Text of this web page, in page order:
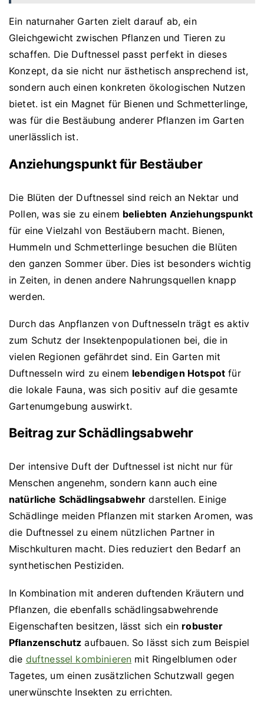
Ein naturnaher Garten zielt darauf ab, ein
Gleichgewicht zwischen Pflanzen und Tieren zu
schaffen. Die Duftnessel passt perfekt in dieses
Konzept, da sie nicht nur ästhetisch ansprechend ist,
sondern auch einen konkreten ökologischen Nutzen
bietet. ist ein Magnet für Bienen und Schmetterlinge,
was für die Bestäubung anderer Pflanzen im Garten
unerlässlich ist.
Anziehungspunkt für Bestäuber
Die Blüten der Duftnessel sind reich an Nektar und
Pollen, was sie zu einem beliebten Anziehungspunkt
für eine Vielzahl von Bestäubern macht. Bienen,
Hummeln und Schmetterlinge besuchen die Blüten
den ganzen Sommer über. Dies ist besonders wichtig
in Zeiten, in denen andere Nahrungsquellen knapp
werden.
Durch das Anpflanzen von Duftnesseln trägt es aktiv
zum Schutz der Insektenpopulationen bei, die in
vielen Regionen gefährdet sind. Ein Garten mit
Duftnesseln wird zu einem lebendigen Hotspot für
die lokale Fauna, was sich positiv auf die gesamte
Gartenumgebung auswirkt.
Beitrag zur Schädlingsabwehr
Der intensive Duft der Duftnessel ist nicht nur für
Menschen angenehm, sondern kann auch eine
natürliche Schädlingsabwehr darstellen. Einige
Schädlinge meiden Pflanzen mit starken Aromen, was
die Duftnessel zu einem nützlichen Partner in
Mischkulturen macht. Dies reduziert den Bedarf an
synthetischen Pestiziden.
In Kombination mit anderen duftenden Kräutern und
Pflanzen, die ebenfalls schädlingsabwehrende
Eigenschaften besitzen, lässt sich ein robuster
Pflanzenschutz aufbauen. So lässt sich zum Beispiel
die duftnessel kombinieren mit Ringelblumen oder
Tagetes, um einen zusätzlichen Schutzwall gegen
unerwünschte Insekten zu errichten.